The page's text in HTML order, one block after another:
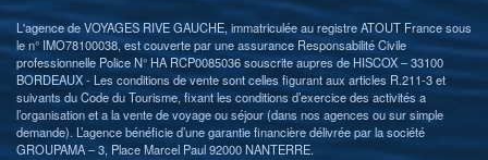
L'agence de VOYAGES RIVE GAUCHE, immatriculée au registre ATOUT France sous
le n° IMO78100038, est couverte par une assurance Responsabilité Civile
professionnelle Police N° HA RCP0085036 souscrite aupres de HISCOX – 33100
BORDEAUX - Les conditions de vente sont celles figurant aux articles R.211-3 et
suivants du Code du Tourisme, fixant les conditions d’exercice des activités a
l’organisation et a la vente de voyage ou séjour (dans nos agences ou sur simple
demande). L’agence bénéficie d’une garantie financière délivrée par la société
GROUPAMA – 3, Place Marcel Paul 92000 NANTERRE.